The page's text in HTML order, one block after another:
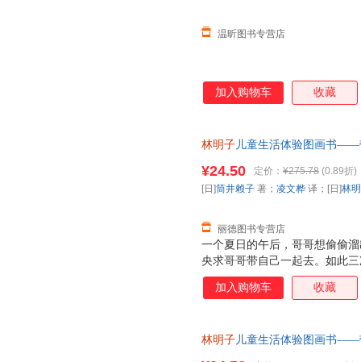
温昕图书专营店
加入购物车 收藏
林明子儿童生活体验图画书——
套，电子发票！
一个夏日的午后，哥哥想偷偷
央求哥哥带自己一起去。如此
去。那一刻，妹妹欢呼雀跃着
来不及穿鞋子，拖拉着鞋就跟
¥24.50 定价： ¥275.78 (0.89折)
丽德图书专营店
[日]筒井赖子 著； 凌文桦 译；[日]林
加入购物车 收藏
林明子儿童生活体验图画书——